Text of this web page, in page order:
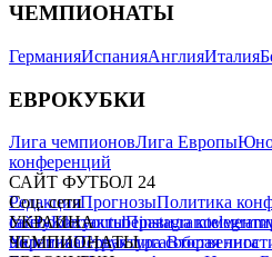
ЧЕМПИОНАТЫ
ГерманияИспанияАнглияИталия
ЕВРОКУБКИ
Лига чемпионовЛига Европы
конференций
САЙТ ФУТБОЛ 24
РедакцияПрогнозыПолитика
сайтуКонтактыПравила
политикаСтруктура
Соц. сети
facebookxyoutubeinstagramtelegram
УКРАИНА
УкраинаПервая лигаВторая лига
ЧЕМПИОНАТЫ